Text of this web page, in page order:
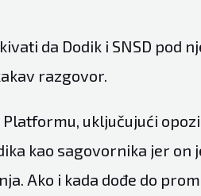
da Dodik i SNSD pod
razgovor.
uključujući
kao sagovornika jer on
Ako i kada dođe do